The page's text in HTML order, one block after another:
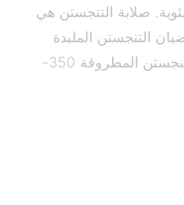
5555 درجة مئوية. صلابة التنجستن هي
التنجستن الملبدة
200-250 ، وتبلغ صلابة قضبان التنجستن المطروقة 350-